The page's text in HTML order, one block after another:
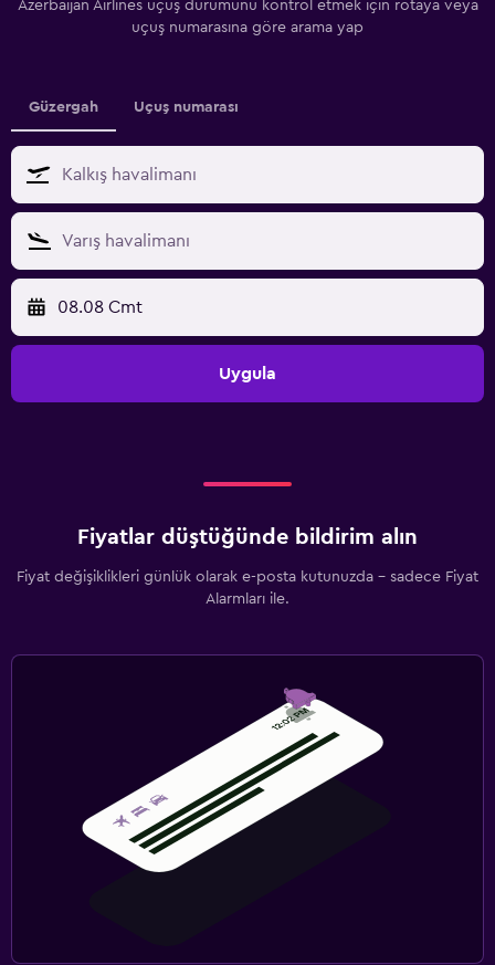
Azerbaijan Airlines uçuş durumunu kontrol etmek için rotaya veya
uçuş numarasına göre arama yap
Güzergah Uçuş numarası
08.08 Cmt
Uygula
Fiyatlar düştüğünde bildirim alın
Fiyat değişiklikleri günlük olarak e-posta kutunuzda - sadece Fiyat
Alarmları ile.